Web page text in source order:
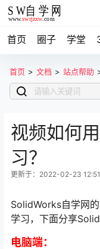
首页 圈子 学堂
首页 > 文档 > 站点帮助
视频如何
习？
更新于：2022-02-23
SolidWorks自学网
学习，下面分享
电脑端：